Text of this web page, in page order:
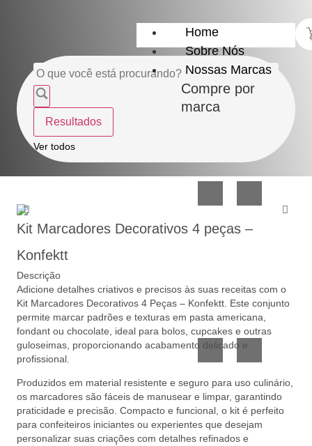
Home
Sobre Nós
Nossas Marcas
Compre por
marca
Lar
Organização
Utilidades
de
Vidro
Confeitaria
e
Presente
Resultados
Ver todos
Kit Marcadores Decorativos 4 peças –
Konfektt
Descrição
Adicione detalhes criativos e precisos às suas receitas com o
Kit Marcadores Decorativos 4 Peças – Konfektt. Este conjunto
permite marcar padrões e texturas em pasta americana,
fondant ou chocolate, ideal para bolos, cupcakes e outras
guloseimas, proporcionando acabamento delicado e
profissional.
Produzidos em material resistente e seguro para uso culinário,
os marcadores são fáceis de manusear e limpar, garantindo
praticidade e precisão. Compacto e funcional, o kit é perfeito
para confeiteiros iniciantes ou experientes que desejam
personalizar suas criações com detalhes refinados e